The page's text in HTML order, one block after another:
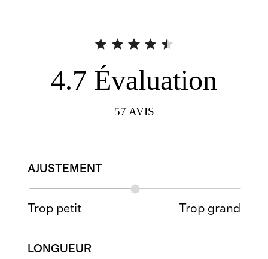
4.7 Évaluation
57 AVIS
AJUSTEMENT
Trop petit Trop grand
LONGUEUR